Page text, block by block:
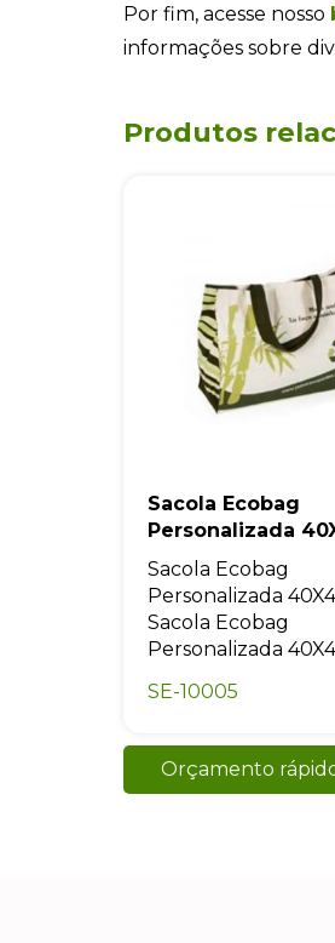
Por fim, acesse nosso
informações sobre
Produtos
Sacola Ecobag
Personalizada
Sacola Ecobag
Personalizada
Sacola Ecobag
Personalizada
SE-10005
Orçamento